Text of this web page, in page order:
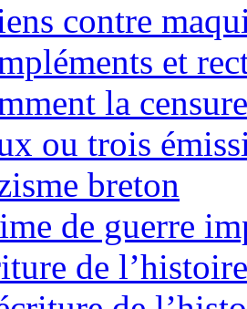
contre
et
la
ou trois
breton
de guerre
de